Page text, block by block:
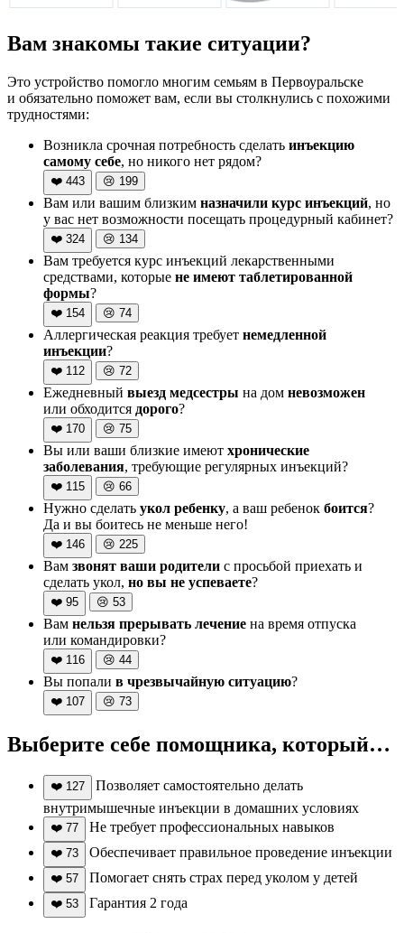
Вам знакомы такие ситуации?
Это устройство помогло многим семьям в Первоуральске
и обязательно поможет вам, если вы столкнулись с похожими
трудностями:
Возникла срочная потребность сделать инъекцию
самому себе, но никого нет рядом?
❤️ 443 😢 199
Вам или вашим близким назначили курс инъекций, но
у вас нет возможности посещать процедурный кабинет?
❤️ 324 😢 134
Вам требуется курс инъекций лекарственными
средствами, которые не имеют таблетированной
формы?
❤️ 154 😢 74
Аллергическая реакция требует немедленной
инъекции?
❤️ 112 😢 72
Ежедневный выезд медсестры на дом невозможен
или обходится дорого?
❤️ 170 😢 75
Вы или ваши близкие имеют хронические
заболевания, требующие регулярных инъекций?
❤️ 115 😢 66
Нужно сделать укол ребенку, а ваш ребенок боится?
Да и вы боитесь не меньше него!
❤️ 146 😢 225
Вам звонят ваши родители с просьбой приехать и
сделать укол, но вы не успеваете?
❤️ 95 😢 53
Вам нельзя прерывать лечение на время отпуска
или командировки?
❤️ 116 😢 44
Вы попали в чрезвычайную ситуацию?
❤️ 107 😢 73
Выберите себе помощника, который…
❤️ 127
Позволяет самостоятельно делать
внутримышечные инъекции в домашних условиях
❤️ 77 Не требует профессиональных навыков
❤️ 73 Обеспечивает правильное проведение инъекции
❤️ 57 Помогает снять страх перед уколом у детей
❤️ 53 Гарантия 2 года